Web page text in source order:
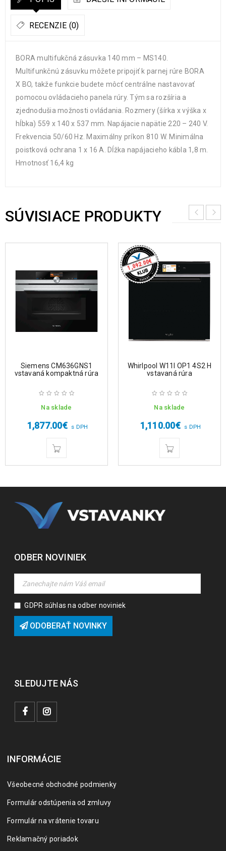
RECENZIE (0)
BORA multifukčná zásuvka 140 mm – MS140.
Multifunkčnú zásuvku môžete pripojiť k parnej rúre BORA
X BO, takže funkcie budete môcť centrálne nastavovať
pomocou ovládacieho panela rúry. Tým sa rozšíria a
zjednodušia možnosti ovládania. Rozmery (šírka x výška x
hĺbka) 559 x 140 x 537 mm. Napájacie napätie 220 – 240 V.
Frekvencia 50/60 Hz. Maximálny príkon 810 W. Minimálna
poistková ochrana 1 x 16 A. Dĺžka napájacieho kábla 1,8 m.
Hmotnosť 16,4 kg
SÚVISIACE PRODUKTY
Siemens CM636GNS1
vstavaná kompaktná rúra
Na sklade
1,877.00€ s DPH
1,092.00€
Whirlpool W11I OP1 4S2 H
vstavaná rúra
Na sklade
1,110.00€ s DPH
ODBER NOVINIEK
GDPR súhlas na odber noviniek
ODOBERAŤ NOVINKY
SLEDUJTE NÁS
INFORMÁCIE
Všeobecné obchodné podmienky
Formulár odstúpenia od zmluvy
Formulár na vrátenie tovaru
Reklamačný poriadok